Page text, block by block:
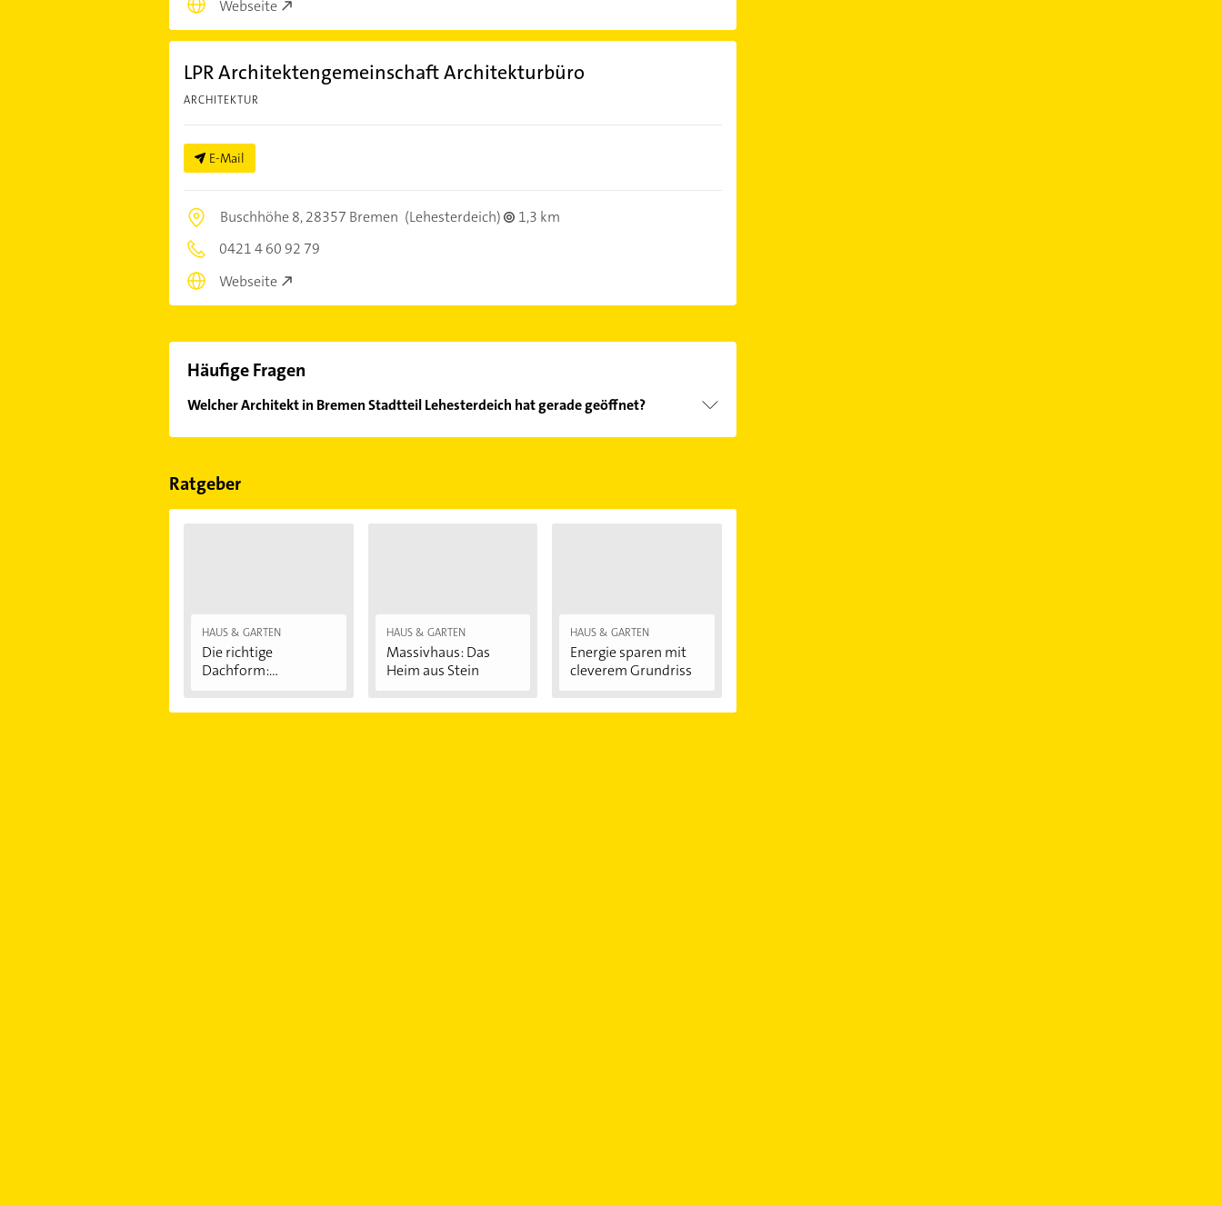
Webseite
LPR Architektengemeinschaft Architekturbüro
ARCHITEKTUR
E-Mail
Buschhöhe 8,28357 Bremen (Lehesterdeich)
1,3 km
0421 4 60 92 79
Webseite
Häufige Fragen
Welcher Architekt in Bremen Stadtteil Lehesterdeich hat gerade geöffnet?
Im Anbieter-Bereich finden Sie alleÖffnungszeiten. Bitte beachten Sie, dass diese an
Ratgeber
HAUS & GARTEN
Die richtige
Dachform:
HAUS & GARTEN
Massivhaus: Das
Heim aus Stein
HAUS & GARTEN
Energie sparen mit
cleverem Grundriss